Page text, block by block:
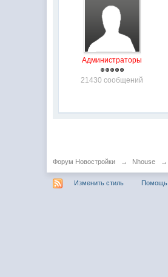
Администраторы
21430 сообщений
Форум Новостройки → Nhouse →
Изменить стиль Помощь